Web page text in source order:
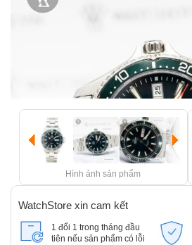
Hình ảnh sản phẩm
WatchStore xin cam kết
1 đổi 1 trong tháng đầu
tiên nếu sản phẩm có lỗi